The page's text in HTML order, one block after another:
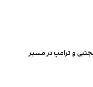
و ترامپ در مسیر